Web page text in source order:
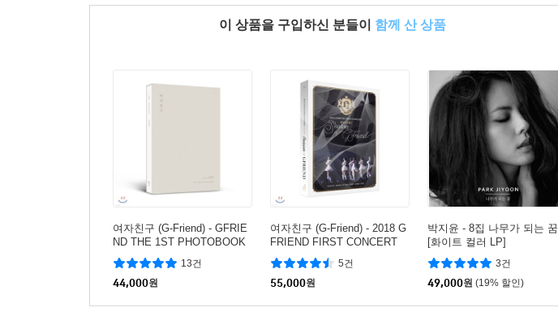
이 상품을 구입하신 분들이 함께 산 상품
여자친구 (G-Friend) - GFRIE
ND THE 1ST PHOTOBOOK
[여자친구]
13건
44,000원
여자친구 (G-Friend) - 2018 G
FRIEND FIRST CONCERT
[Season of GFRIEND] ENCO
RE Blu-ray
5건
55,000원
박지윤 - 8집 나무가 되는 꿈
[화이트 컬러 LP]
3건
49,000원 (19% 할인)